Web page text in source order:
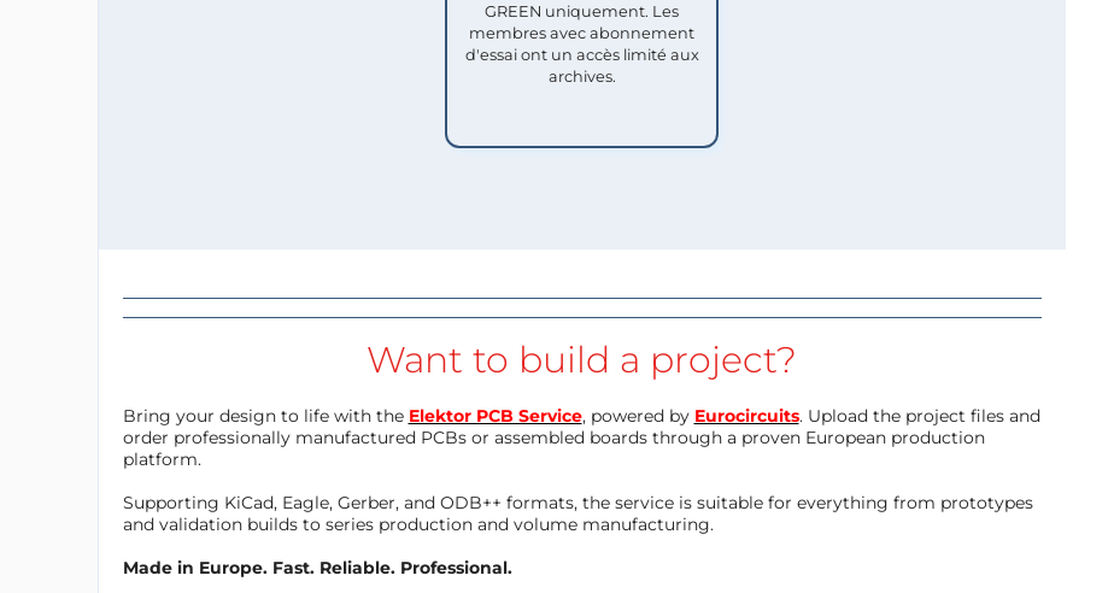
GREEN uniquement. Les
membres avec abonnement
d'essai ont un accès limité aux
archives.
Want to build a project?
Bring your design to life with the Elektor PCB Service, powered by Eurocircuits. Upload the project files and
order professionally manufactured PCBs or assembled boards through a proven European production
platform.
Supporting KiCad, Eagle, Gerber, and ODB++ formats, the service is suitable for everything from prototypes
and validation builds to series production and volume manufacturing.
Made in Europe. Fast. Reliable. Professional.